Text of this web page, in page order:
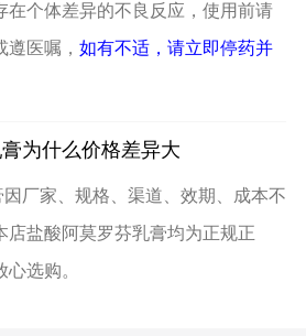
在个体差异的不良反应，使用前请
医嘱， 如有不适，请立即停药并
为什么价格差异大
厂家、规格、渠道、效期、成本不
店盐酸阿莫罗芬乳膏均为正规正
选购。